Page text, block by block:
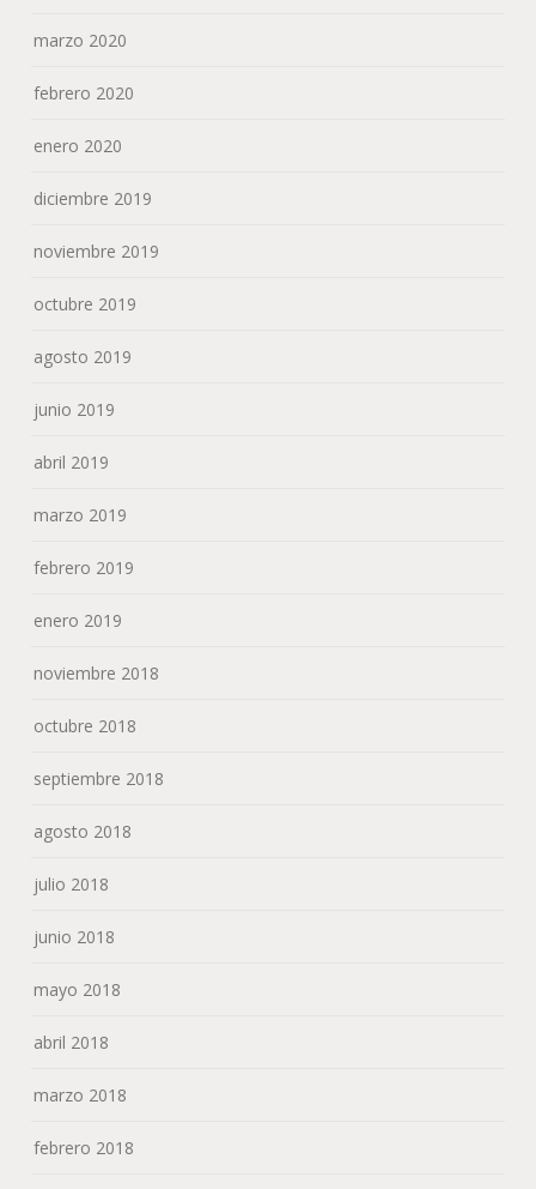
marzo 2020
febrero 2020
enero 2020
diciembre 2019
noviembre 2019
octubre 2019
agosto 2019
junio 2019
abril 2019
marzo 2019
febrero 2019
enero 2019
noviembre 2018
octubre 2018
septiembre 2018
agosto 2018
julio 2018
junio 2018
mayo 2018
abril 2018
marzo 2018
febrero 2018